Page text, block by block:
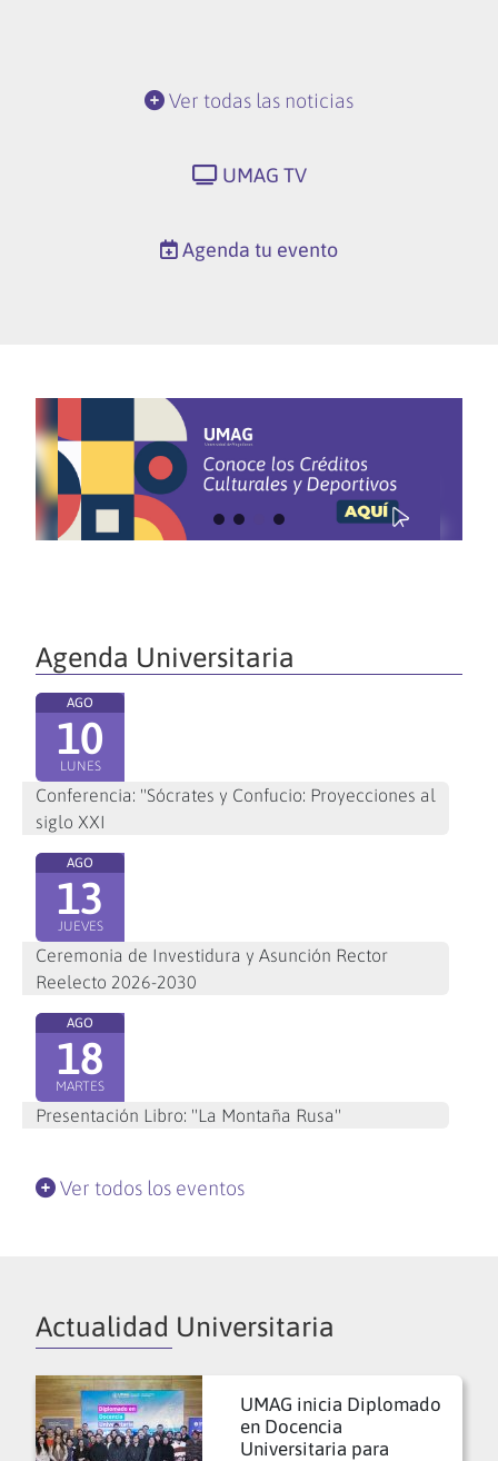
Ver todas las noticias
UMAG TV
Agenda tu evento
Agenda Universitaria
AGO
10
LUNES
Conferencia: "Sócrates y Confucio: Proyecciones al
siglo XXI
AGO
13
JUEVES
Ceremonia de Investidura y Asunción Rector
Reelecto 2026-2030
AGO
18
MARTES
Presentación Libro: "La Montaña Rusa"
Ver todos los eventos
Actualidad Universitaria
UMAG inicia Diplomado
en Docencia
Universitaria para